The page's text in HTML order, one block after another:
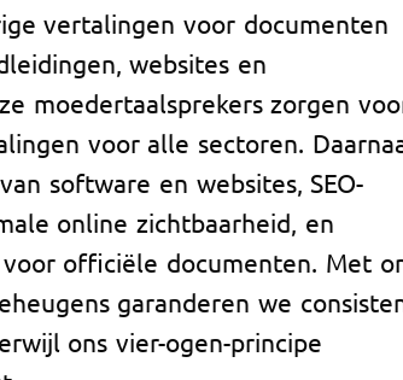
vertalingen voor documenten
websites en
moedertaalsprekers zorgen
voor alle sectoren.
software en websites, SEO-
online zichtbaarheid, en
officiële documenten. Met
garanderen we
ons vier-ogen-principe